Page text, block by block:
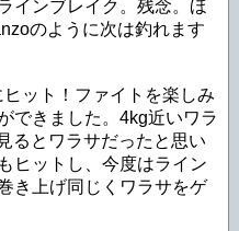
インブレイク。残念。ほ
のように次は釣れます
ット！ファイトを楽しみ
できました。4kg近いワラ
るとワラサだったと思い
ヒットし、今度はライン
き上げ同じくワラサをゲ